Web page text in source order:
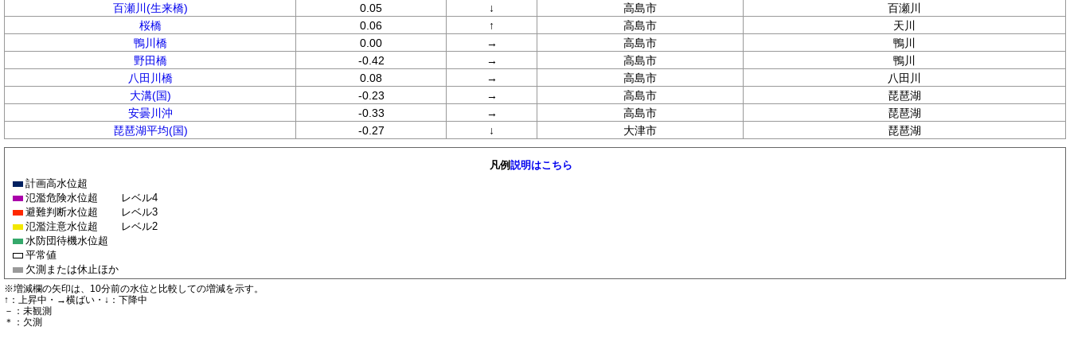
百瀬川(生来橋)
0.05 ↓ 高島市
百瀬川
桜橋
0.06 ↑ 高島市
天川
鴨川橋
0.00 → 高島市
鴨川
野田橋
-0.42 → 高島市
鴨川
八田川橋
0.08 → 高島市
八田川
大溝(国)
-0.23 → 高島市
琵琶湖
安曇川沖
-0.33 → 高島市
琵琶湖
琵琶湖平均(国)
-0.27 ↓ 大津市 琵琶湖
凡例説明はこちら
計画高水位超
氾濫危険水位超
レベル4
避難判断水位超
レベル3
氾濫注意水位超
レベル2
水防団待機水位超
平常値
欠測または休止ほか
※増減欄の矢印は、10分前の水位と比較しての増減を示す。
↑：上昇中・→横ばい・↓：下降中
－：未観測
＊：欠測